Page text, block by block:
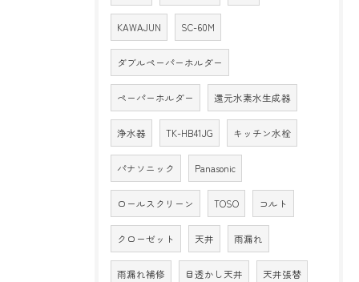
KAWAJUN SC-60M
ダブルペーパーホルダー
ペーパーホルダー 還元水素水生成器
浄水器 TK-HB41JG キッチン水栓
パナソニック Panasonic
ロールスクリーン TOSO コルト
クローゼット 天井 雨漏れ
雨漏れ補修 目透かし天井 天井張替